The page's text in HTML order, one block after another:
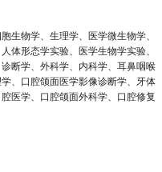
生物学、生理学、医学微生物学、
体形态学实验、医学生物学实验、
断学、外科学、内科学、耳鼻咽喉
、口腔颌面医学影像诊断学、牙体
医学、口腔颌面外科学、口腔修复